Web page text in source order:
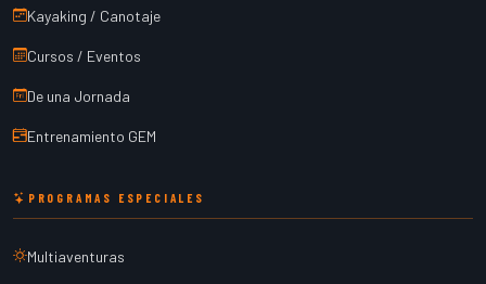
Kayaking / Canotaje
Cursos / Eventos
De una Jornada
Entrenamiento GEM
PROGRAMAS ESPECIALES
Multiaventuras